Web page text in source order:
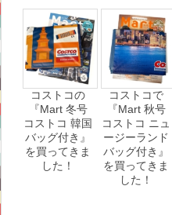
コストコの
『Mart 冬号
コストコ 韓国
バッグ付き』
を買ってきま
した！
コストコで
『Mart 秋号
コストコ ニュ
ージーランド
バッグ付き』
を買ってきま
した！